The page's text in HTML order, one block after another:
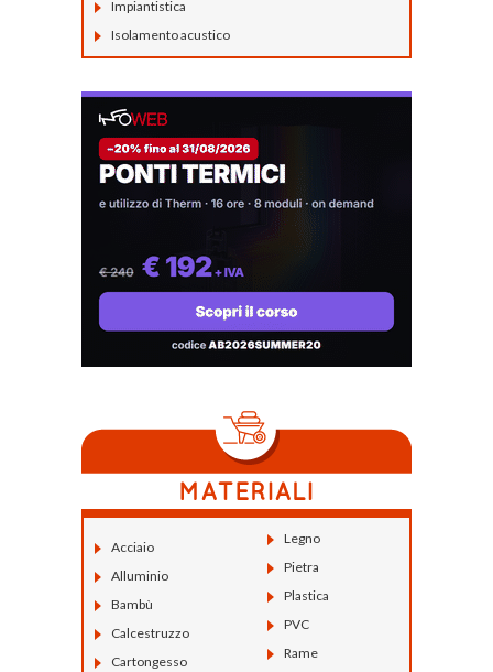
Impiantistica
Isolamento acustico
Acciaio
Alluminio
Bambù
Calcestruzzo
Cartongesso
Legno
Pietra
Plastica
PVC
Rame